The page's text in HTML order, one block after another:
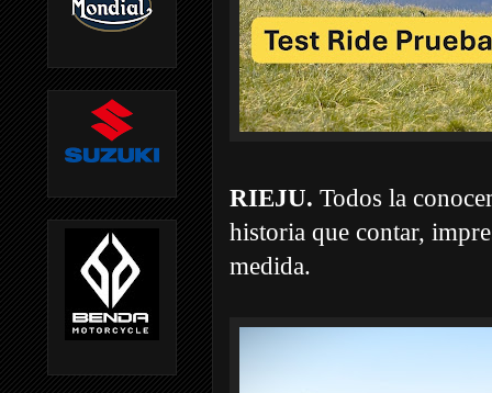
RIEJU. Todos la
historia que contar,
medida.